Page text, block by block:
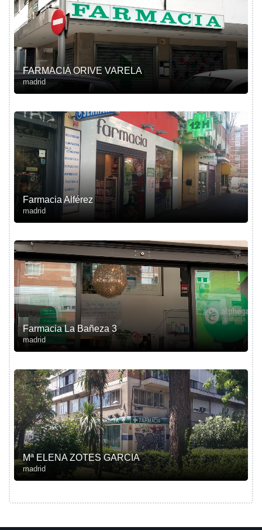
FARMACIA ORIVE VARELA
madrid
Farmacia Alférez
madrid
Farmacia La Bañeza 3
madrid
Mª ELENA ZOTES GARCIA
madrid